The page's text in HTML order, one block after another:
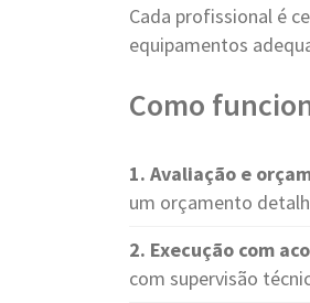
Cada profissional é
equipamentos
Como
1. Avaliação e
um orçamento
2. Execução com
com supervisão